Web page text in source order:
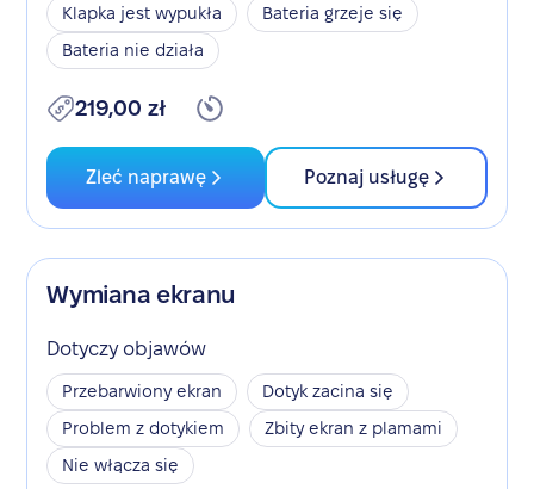
Klapka jest wypukła
Bateria grzeje się
Bateria nie działa
219,00 zł
Zleć naprawę Poznaj usługę
Wymiana ekranu
Dotyczy objawów
Przebarwiony ekran
Dotyk zacina się
Problem z dotykiem
Zbity ekran z plamami
Nie włącza się